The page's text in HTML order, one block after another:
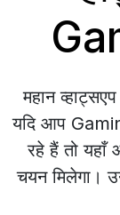
महान
यदि आप
रहे हैं तो यहाँ
चयन मिलेगा।